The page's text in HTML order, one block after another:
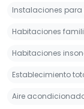
Instalaciones
Habitaciones
Habitaciones
Establecimiento
Aire